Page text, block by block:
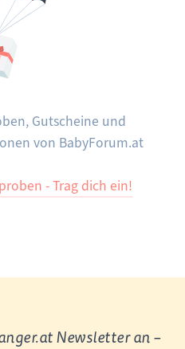
Gutscheine und
von BabyForum.at
- Trag dich ein!
Newsletter an –